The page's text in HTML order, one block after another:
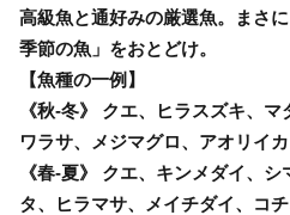
高級魚と通好みの厳選魚。まさ
季節の魚」をおとどけ。
【魚種の一例】
《秋-冬》 クエ、ヒラスズキ、マ
ワラサ、メジマグロ、アオリイ
《春-夏》 クエ、キンメダイ、
タ、ヒラマサ、メイチダイ、コ